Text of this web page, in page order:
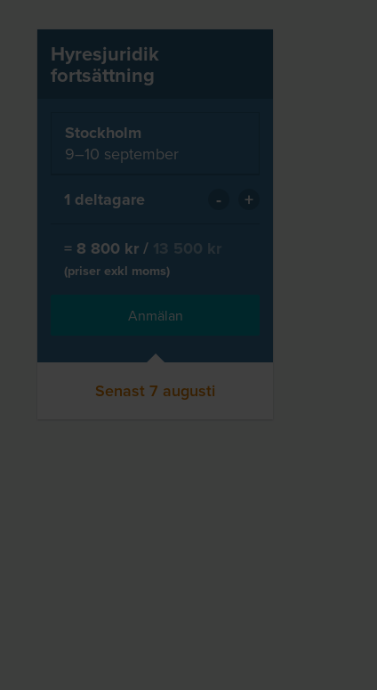
Hyresjuridik
fortsättning
Stockholm
9–10 september
1 deltagare - +
= 8 800 kr/ 13 500 kr
(priser exkl moms)
Anmälan
Senast 7 augusti